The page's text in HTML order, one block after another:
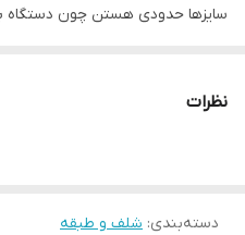
سایزها حدودی هستن چون دستگاه
قابل شستشو
نظرات
دسته‌بندی: شلف و طبقه